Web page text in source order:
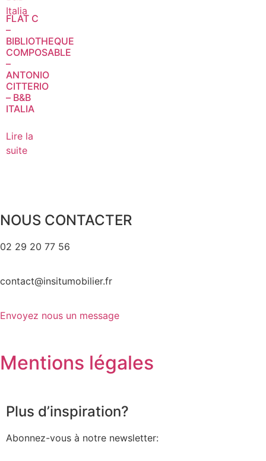
FLAT C
–
BIBLIOTHEQUE
COMPOSABLE
–
ANTONIO
CITTERIO
– B&B
ITALIA
Lire la
suite
NOUS CONTACTER
02 29 20 77 56
contact@insitumobilier.fr
Envoyez nous un message
Mentions légales
Plus d’inspiration?
Abonnez-vous à notre newsletter: